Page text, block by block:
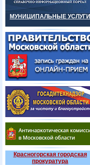
МУНИЦИПАЛЬНЫЕ УСЛУГИ
Красногорская городская
прокуратура